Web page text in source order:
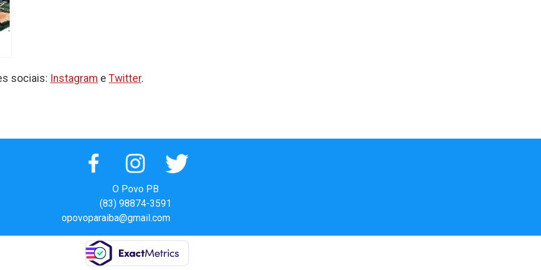
sociais: Instagram e Twitter.
O Povo PB
(83) 98874-3591
opovoparaiba@gmail.com